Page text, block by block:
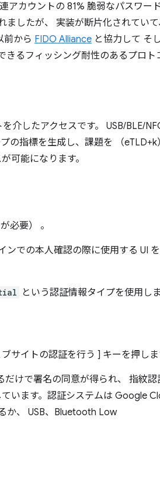
アカウントの 81% 脆弱なパスワー
ましたが、 実装が断片化されてい
前から FIDO Alliance と協力して そ
るフィッシング耐性のあるプロト
介したアクセスです。 USB/BLE/
の指標を生成し、課題を （eTLD+k
可能になります。
必要） 。
ンでの本人確認の際に使用する UI
という認証情報タイプを使用しま
サイトの認証を行う ] キーを押しま
けで署名の同意が得られ、 指紋認
います。認証システムは Google
か、 USB、Bluetooth Low